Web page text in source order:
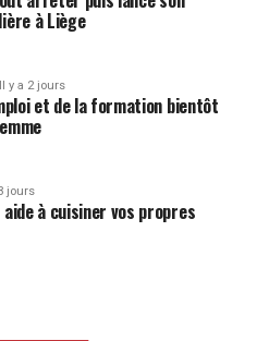
à Liège
Il y a 2 jours
et de la formation bientôt
jours
aide à cuisiner vos propres